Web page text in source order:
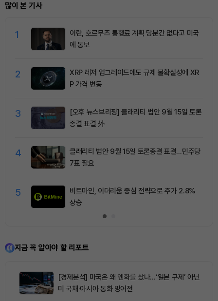
많이 본 기사
1
이란, 호르무즈 통행료 계획 당분간 없다고 미국
에 통보
2
XRP 레저 업그레이드에도 규제 불확실성에 XR
P 가격 변동
3
[오후 뉴스브리핑] 클래리티 법안 9월 15일 토론
종결 표결 外
4
클래리티 법안 9월 15일 토론종결 표결…민주당
7표 필요
5
비트마인, 이더리움 중심 전략으로 주가 2.8%
상승
지금 꼭 알아야 할 리포트
[경제분석] 미국은 왜 엔화를 샀나…‘일본 구제’ 아닌
미 국채·아시아 통화 방어전